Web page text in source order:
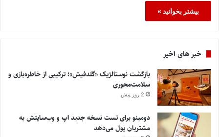
بیشتر بخوانید »
خبر های اخیر
بازگشت نوستالژیک «گلدفیش»؛ ترکیبی از خاطره‌بازی و
سلامت‌محوری
2 روز پیش
دومینو برای تست نسخه جدید اپ و وب‌سایتش به
مشتریان پول می‌دهد